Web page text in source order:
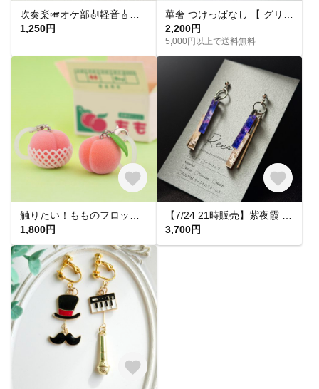
1,250円
2,200円
5,000円以上で送料無料
1,800円
3,700円